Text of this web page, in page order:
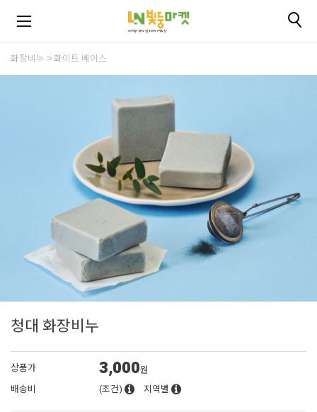
화장비누 화이트 베이스
청대 화장비누
상품가 3,000원
배송비
(조건) 지역별